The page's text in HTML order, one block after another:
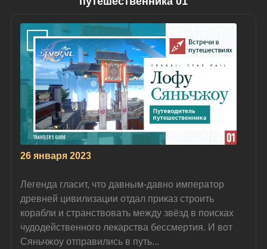
26 января 2023
Легенда гласит, что давным-давно император
древней цивилизации отдал приказ строить
корабли и странствовать между звёзд в поисках
чудодейственного лекарства бессмертия. И вот
Сяньчжоу отправились в путь...